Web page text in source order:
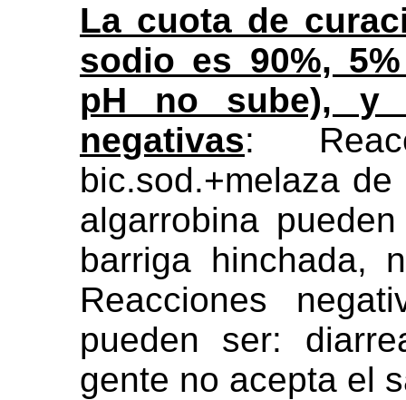
La cuota de
sodio es 90%,
pH no sube), y
negativas:
bic.sod.+melaza
algarrobina
barriga hinchada,
Reacciones
pueden ser:
gente no acepta el